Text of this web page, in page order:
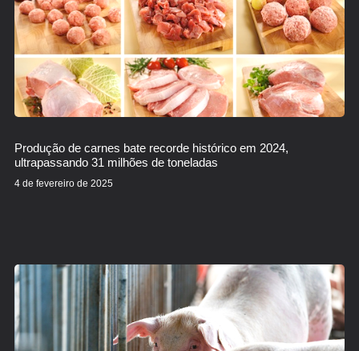
Produção de carnes bate recorde histórico em 2024,
ultrapassando 31 milhões de toneladas
4 de fevereiro de 2025